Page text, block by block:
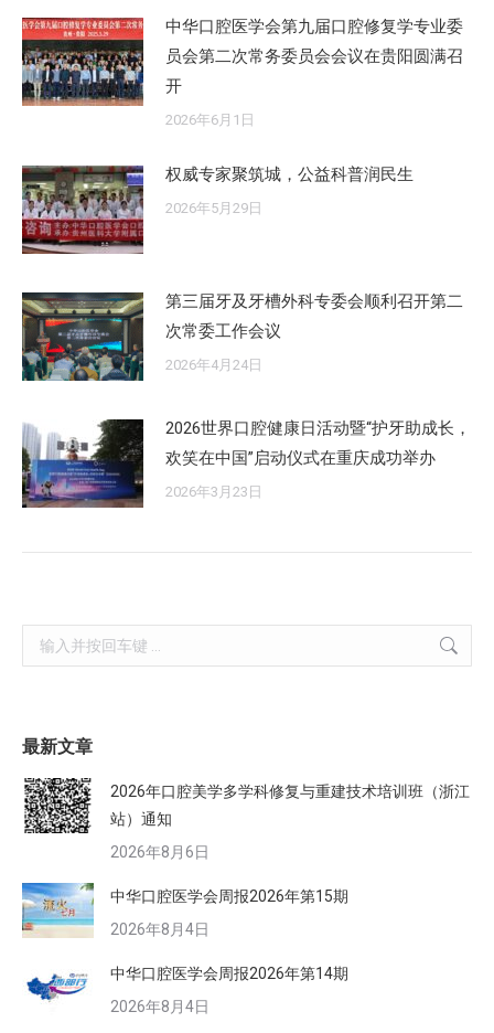
中华口腔医学会第九届口腔修复学专业委
员会第二次常务委员会会议在贵阳圆满召
开
2026年6月1日
权威专家聚筑城，公益科普润民生
2026年5月29日
第三届牙及牙槽外科专委会顺利召开第二
次常委工作会议
2026年4月24日
2026世界口腔健康日活动暨“护牙助成长，
欢笑在中国”启动仪式在重庆成功举办
2026年3月23日
Search:
最新文章
2026年口腔美学多学科修复与重建技术培训班（浙江
站）通知
2026年8月6日
中华口腔医学会周报2026年第15期
2026年8月4日
中华口腔医学会周报2026年第14期
2026年8月4日